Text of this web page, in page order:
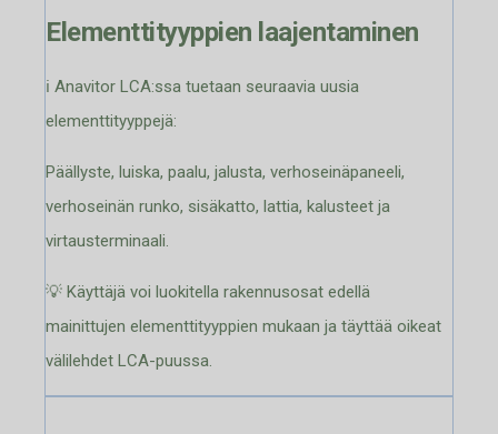
Elementtityyppien laajentaminen
ℹ️ Anavitor LCA:ssa tuetaan seuraavia uusia
elementtityyppejä:
Päällyste, luiska, paalu, jalusta, verhoseinäpaneeli,
verhoseinän runko, sisäkatto, lattia, kalusteet ja
virtausterminaali.
💡 Käyttäjä voi luokitella rakennusosat edellä
mainittujen elementtityyppien mukaan ja täyttää oikeat
välilehdet LCA-puussa.